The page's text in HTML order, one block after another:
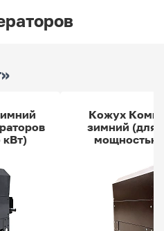
Кожух
зимний (для
мощностью